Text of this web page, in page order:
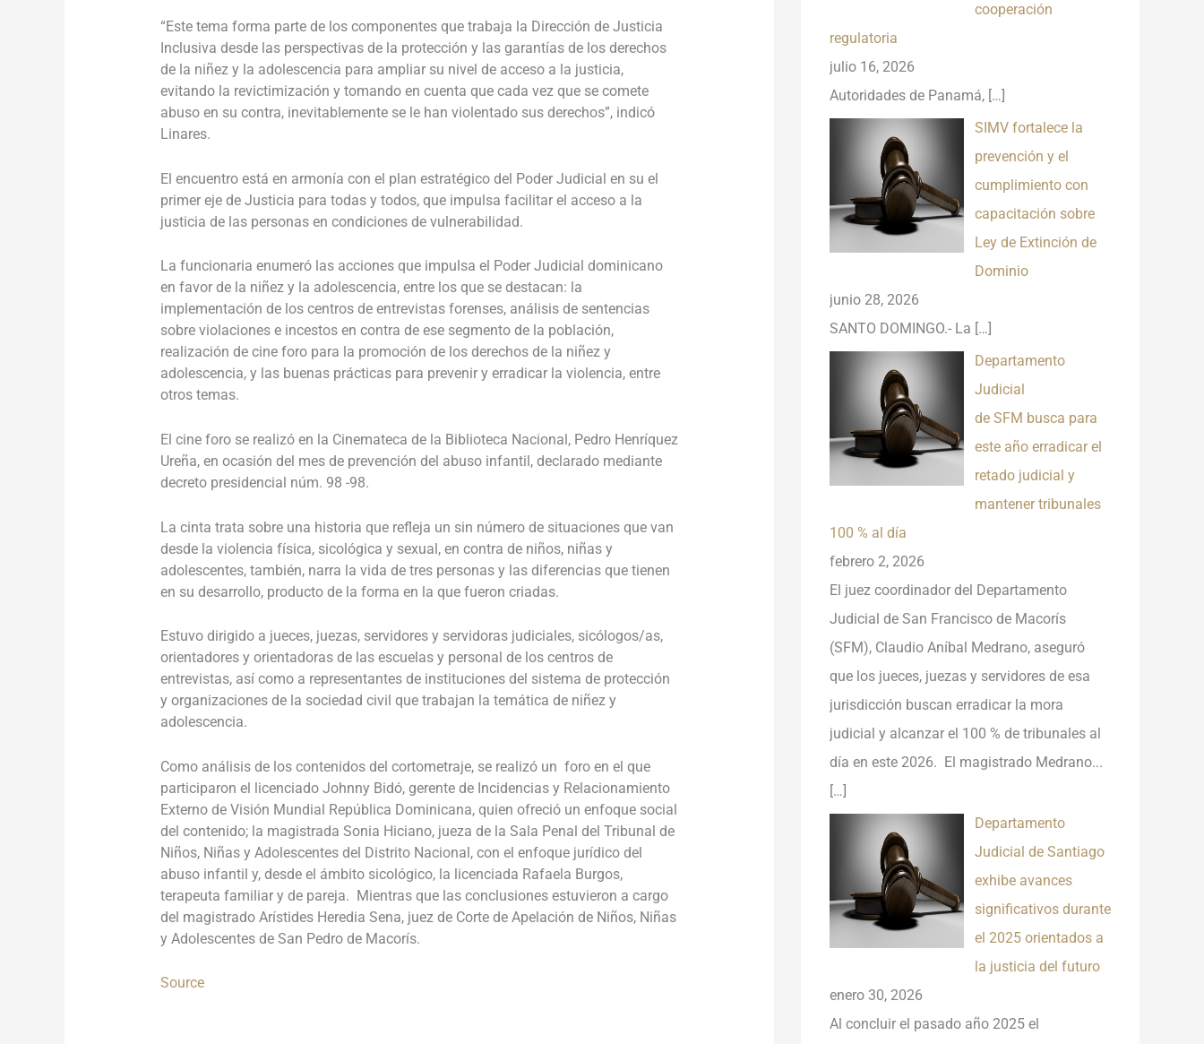
“Este tema forma parte de los componentes que trabaja la Dirección de Justicia
Inclusiva desde las perspectivas de la protección y las garantías de los derechos
de la niñez y la adolescencia para ampliar su nivel de acceso a la justicia,
evitando la revictimización y tomando en cuenta que cada vez que se comete
abuso en su contra, inevitablemente se le han violentado sus derechos”, indicó
Linares.
El encuentro está en armonía con el plan estratégico del Poder Judicial en su el
primer eje de Justicia para todas y todos, que impulsa facilitar el acceso a la
justicia de las personas en condiciones de vulnerabilidad.
La funcionaria enumeró las acciones que impulsa el Poder Judicial dominicano
en favor de la niñez y la adolescencia, entre los que se destacan: la
implementación de los centros de entrevistas forenses, análisis de sentencias
sobre violaciones e incestos en contra de ese segmento de la población,
realización de cine foro para la promoción de los derechos de la niñez y
adolescencia, y las buenas prácticas para prevenir y erradicar la violencia, entre
otros temas.
El cine foro se realizó en la Cinemateca de la Biblioteca Nacional, Pedro Henríquez
Ureña, en ocasión del mes de prevención del abuso infantil, declarado mediante
decreto presidencial núm. 98 -98.
La cinta trata sobre una historia que refleja un sin número de situaciones que van
desde la violencia física, sicológica y sexual, en contra de niños, niñas y
adolescentes, también, narra la vida de tres personas y las diferencias que tienen
en su desarrollo, producto de la forma en la que fueron criadas.
Estuvo dirigido a jueces, juezas, servidores y servidoras judiciales, sicólogos/as,
orientadores y orientadoras de las escuelas y personal de los centros de
entrevistas, así como a representantes de instituciones del sistema de protección
y organizaciones de la sociedad civil que trabajan la temática de niñez y
adolescencia.
Como análisis de los contenidos del cortometraje, se realizó un foro en el que
participaron el licenciado Johnny Bidó, gerente de Incidencias y Relacionamiento
Externo de Visión Mundial República Dominicana, quien ofreció un enfoque social
del contenido; la magistrada Sonia Hiciano, jueza de la Sala Penal del Tribunal de
Niños, Niñas y Adolescentes del Distrito Nacional, con el enfoque jurídico del
abuso infantil y, desde el ámbito sicológico, la licenciada Rafaela Burgos,
terapeuta familiar y de pareja. Mientras que las conclusiones estuvieron a cargo
del magistrado Arístides Heredia Sena, juez de Corte de Apelación de Niños, Niñas
y Adolescentes de San Pedro de Macorís.
Source
cooperación
regulatoria
julio 16, 2026
Autoridades de Panamá, […]
SIMV fortalece la
prevención y el
cumplimiento con
capacitación sobre
Ley de Extinción de
Dominio
junio 28, 2026
SANTO DOMINGO.- La […]
Departamento
Judicial
de SFM busca para
este año erradicar el
retado judicial y
mantener tribunales
100 % al día
febrero 2, 2026
El juez coordinador del Departamento
Judicial de San Francisco de Macorís
(SFM), Claudio Aníbal Medrano, aseguró
que los jueces, juezas y servidores de esa
jurisdicción buscan erradicar la mora
judicial y alcanzar el 100 % de tribunales al
día en este 2026. El magistrado Medrano...
[…]
Departamento
Judicial de Santiago
exhibe avances
significativos durante
el 2025 orientados a
la justicia del futuro
enero 30, 2026
Al concluir el pasado año 2025 el